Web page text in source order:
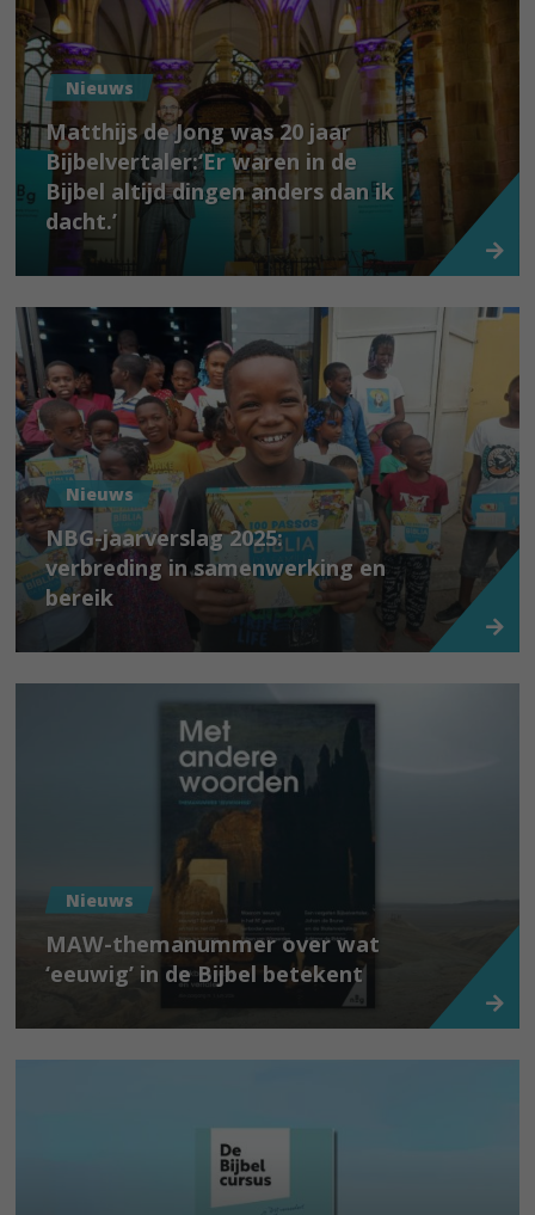
Nieuws
Matthijs de Jong was 20 jaar
Bijbelvertaler:‘Er waren in de
Bijbel altijd dingen anders dan ik
dacht.’
Nieuws
NBG-jaarverslag 2025:
verbreding in samenwerking en
bereik
Nieuws
MAW-themanummer over wat
‘eeuwig’ in de Bijbel betekent